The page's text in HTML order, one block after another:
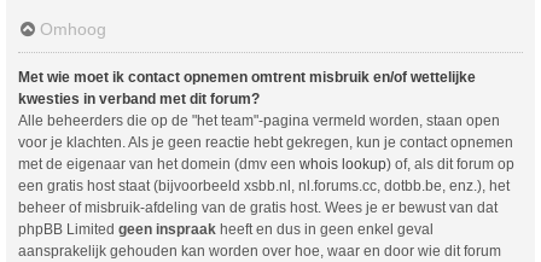
Omhoog
Met wie moet ik contact opnemen omtrent misbruik en/of wettelijke
kwesties in verband met dit forum?
Alle beheerders die op de "het team"-pagina vermeld worden, staan open
voor je klachten. Als je geen reactie hebt gekregen, kun je contact opnemen
met de eigenaar van het domein (dmv een whois lookup) of, als dit forum op
een gratis host staat (bijvoorbeeld xsbb.nl, nl.forums.cc, dotbb.be, enz.), het
beheer of misbruik-afdeling van de gratis host. Wees je er bewust van dat
phpBB Limited geen inspraak heeft en dus in geen enkel geval
aansprakelijk gehouden kan worden over hoe, waar en door wie dit forum